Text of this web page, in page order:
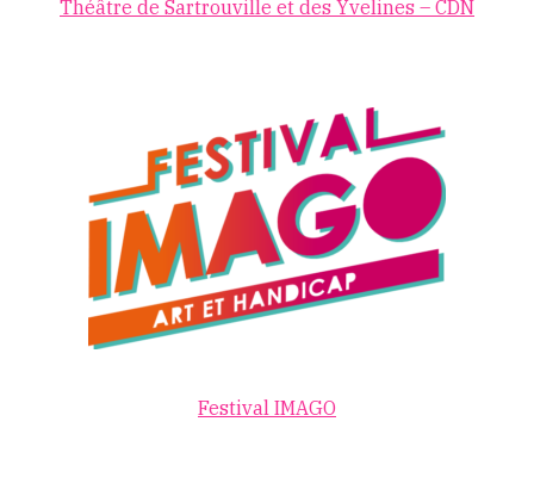
Théâtre de Sartrouville et des Yvelines – CDN
Festival IMAGO